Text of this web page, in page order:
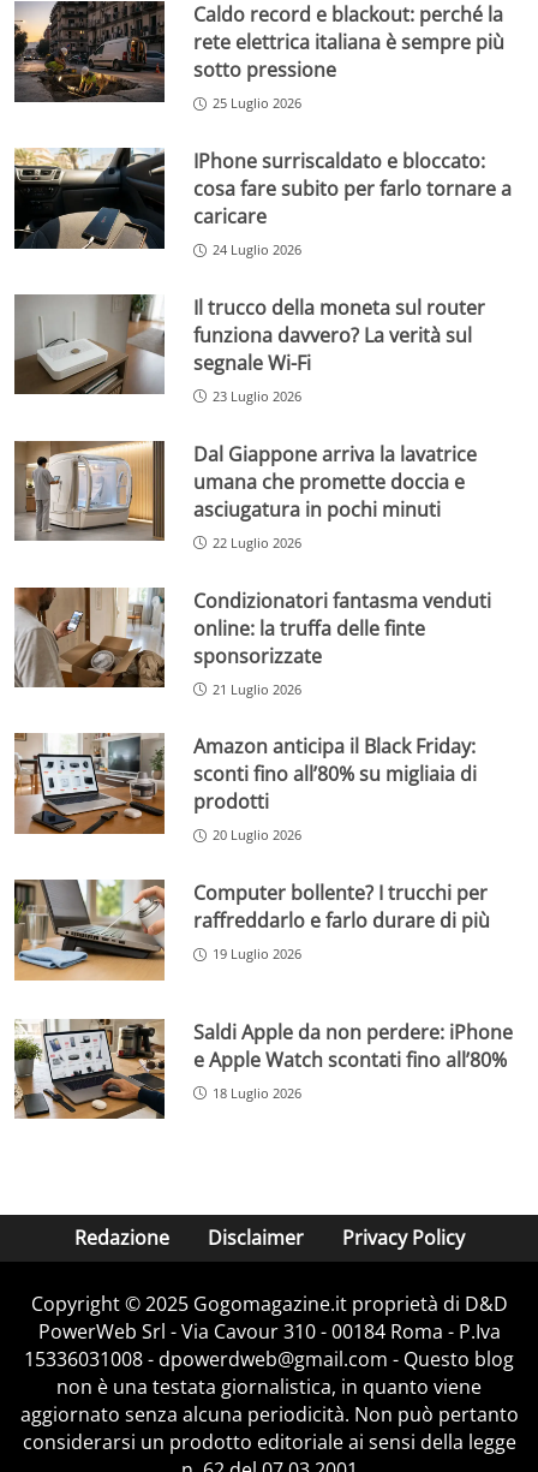
Caldo record e blackout: perché la
rete elettrica italiana è sempre più
sotto pressione
25 Luglio 2026
IPhone surriscaldato e bloccato:
cosa fare subito per farlo tornare a
caricare
24 Luglio 2026
Il trucco della moneta sul router
funziona davvero? La verità sul
segnale Wi-Fi
23 Luglio 2026
Dal Giappone arriva la lavatrice
umana che promette doccia e
asciugatura in pochi minuti
22 Luglio 2026
Condizionatori fantasma venduti
online: la truffa delle finte
sponsorizzate
21 Luglio 2026
Amazon anticipa il Black Friday:
sconti fino all’80% su migliaia di
prodotti
20 Luglio 2026
Computer bollente? I trucchi per
raffreddarlo e farlo durare di più
19 Luglio 2026
Saldi Apple da non perdere: iPhone
e Apple Watch scontati fino all’80%
18 Luglio 2026
Redazione Disclaimer Privacy Policy
Copyright © 2025 Gogomagazine.it proprietà di D&D
PowerWeb Srl - Via Cavour 310 - 00184 Roma - P.Iva
15336031008 - dpowerdweb@gmail.com - Questo blog
non è una testata giornalistica, in quanto viene
aggiornato senza alcuna periodicità. Non può pertanto
considerarsi un prodotto editoriale ai sensi della legge